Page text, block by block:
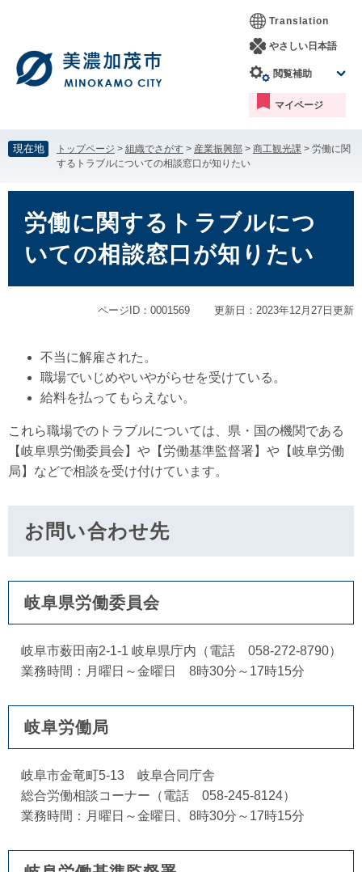
す。
し
て
本
へ
Translation
やさしい日本語
閲覧補助
マイページ
現在地 トップページ > 組織でさがす > 産業振興部 > 商工観光課 > 労働に関
するトラブルについての相談窓口が知りたい
労働に関するトラブルにつ
いての相談窓口が知りたい
ページID：0001569 更新日：2023年12月27日更新
不当に解雇された。
職場でいじめやいやがらせを受けている。
給料を払ってもらえない。
これら職場でのトラブルについては、県・国の機関である
【岐阜県労働委員会】や【労働基準監督署】や【岐阜労働
局】などで相談を受け付けています。
お問い合わせ先
岐阜県労働委員会
岐阜市薮田南2-1-1 岐阜県庁内（電話 058-272-8790）
業務時間：月曜日～金曜日 8時30分～17時15分
岐阜労働局
岐阜市金竜町5-13 岐阜合同庁舎
総合労働相談コーナー（電話 058-245-8124）
業務時間：月曜日～金曜日、8時30分～17時15分